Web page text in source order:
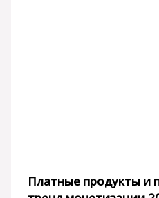
Платные продукты и